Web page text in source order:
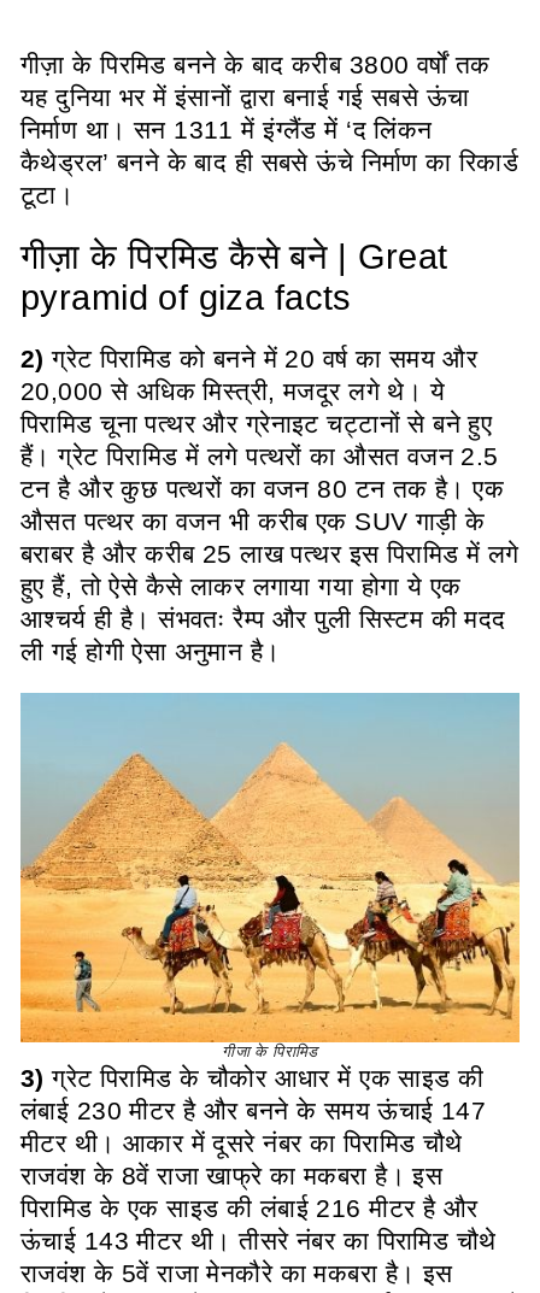
गीज़ा के पिरमिड बनने के बाद करीब 3800 वर्षों तक
यह दुनिया भर में इंसानों द्वारा बनाई गई सबसे ऊंचा
निर्माण था। सन 1311 में इंग्लैंड में ‘द लिंकन
कैथेड्रल’ बनने के बाद ही सबसे ऊंचे निर्माण का रिकार्ड
टूटा।
गीज़ा के पिरमिड कैसे बने | Great
pyramid of giza facts
2) ग्रेट पिरामिड को बनने में 20 वर्ष का समय और
20,000 से अधिक मिस्त्री, मजदूर लगे थे। ये
पिरामिड चूना पत्थर और ग्रेनाइट चट्टानों से बने हुए
हैं। ग्रेट पिरामिड में लगे पत्थरों का औसत वजन 2.5
टन है और कुछ पत्थरों का वजन 80 टन तक है। एक
औसत पत्थर का वजन भी करीब एक SUV गाड़ी के
बराबर है और करीब 25 लाख पत्थर इस पिरामिड में लगे
हुए हैं, तो ऐसे कैसे लाकर लगाया गया होगा ये एक
आश्चर्य ही है। संभवतः रैम्प और पुली सिस्टम की मदद
ली गई होगी ऐसा अनुमान है।
गीजा के पिरामिड
3) ग्रेट पिरामिड के चौकोर आधार में एक साइड की
लंबाई 230 मीटर है और बनने के समय ऊंचाई 147
मीटर थी। आकार में दूसरे नंबर का पिरामिड चौथे
राजवंश के 8वें राजा खाफ्रे का मकबरा है। इस
पिरामिड के एक साइड की लंबाई 216 मीटर है और
ऊंचाई 143 मीटर थी। तीसरे नंबर का पिरामिड चौथे
राजवंश के 5वें राजा मेनकौरे का मकबरा है। इस